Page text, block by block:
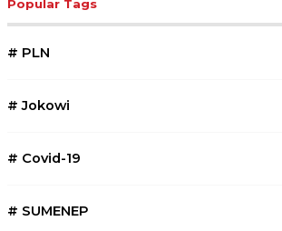
Popular Tags
# PLN
# Jokowi
# Covid-19
# SUMENEP